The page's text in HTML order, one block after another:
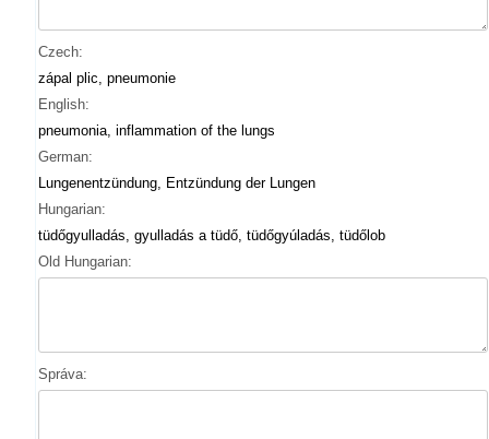
Czech:
zápal plic, pneumonie
English:
pneumonia, inflammation of the lungs
German:
Lungenentzündung, Entzündung der Lungen
Hungarian:
tüdőgyulladás, gyulladás a tüdő, tüdőgyúladás, tüdőlob
Old Hungarian:
Správa: